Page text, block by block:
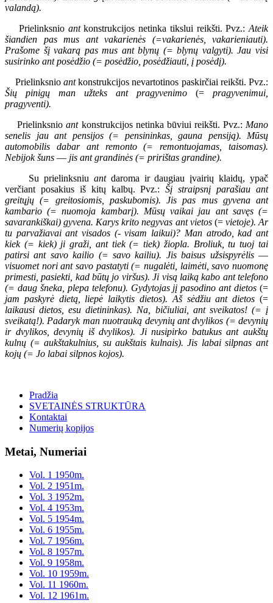
valandą).
Prielinksnio antkonstrukcijos netinka tikslui reikšti. Pvz.:Ateik
šiandien pas mus ant vakarienės (=vakarienės, vakarieniauti).
Prašome šį vakarą pas mus ant blynų (= blynų valgyti). Jau visi
susirinko ant posėdžio (= posėdžio, posėdžiauti, į posėdį).
Prielinksnio antkonstrukcijos nevartotinos paskirčiai reikšti. Pvz.:
Šių pinigų man užteks ant pragyvenimo (= pragyvenimui,
pragyventi).
Prielinksnioantkonstrukcijos netinka būviui reikšti. Pvz.: Mano
senelis jau ant pensijos (= pensininkas, gauna pensiją). Mūsų
automobilis dabar ant remonto (= remontuojamas, taisomas).
Nebijok šuns — jis ant grandinės (= pririštas grandine).
Su prielinksniu antdaroma ir daugiau įvairių klaidų, ypač
verčiant posakius iš kitų kalbų. Pvz.:Šį straipsnį parašiau ant
greitųjų (= greitosiomis, paskubomis). Jis pas mus gyvena ant
kambario (= nuomoja kambarį). Mūsų vaikai jau ant savęs (=
savarankiškai) gyvena. Karys krito negyvas ant vietos (= vietoje). Ar
tu parvažiavai ant visados (- visam laikui)? Man atrodo, kad ant
kiek (= kiek) ji graži, ant tiek (= tiek) žiopla. Broliuk, tu tuoj tai
patirsi ant savo kailio (= savo kailiu). Jis baisus užsispyrėlis—
visuomet nori ant savo pastatyti (= nugalėti, laimėti, savo nuomonę
primesti, pasiekti, kad būtų jo viršus). Ji visą laiką kabo ant telefono
(= daug šneka, plepa telefonu). Gydytojas jį pasodino ant dietos (=
jam paskyrė dietą, liepė laikytis dietos). Aš sėdžiu ant dietos (=
laikausi dietos, esu dietininkas). Na, bičiuliai, ant sveikatos! (= į
sveikatą!). Padaryk man nuotrauką devynių ant dvylikos (= devynių
ir dvylikos, devynių iš dvylikos). Ji nusipirko batukus ant aukštų
kulnų (= aukštakulnius, su aukštais kulnais). Jis labai silpnas ant
kojų (= Jo labai silpnos kojos).
Pradžia
SVETAINĖS STRUKTŪRA
Kontaktai
Numerių kopijos
Metai, Numeriai
Vol. 1 1950m.
Vol. 2 1951m.
Vol. 3 1952m.
Vol. 4 1953m.
Vol. 5 1954m.
Vol. 6 1955m.
Vol. 7 1956m.
Vol. 8 1957m.
Vol. 9 1958m.
Vol. 10 1959m.
Vol. 11 1960m.
Vol. 12 1961m.